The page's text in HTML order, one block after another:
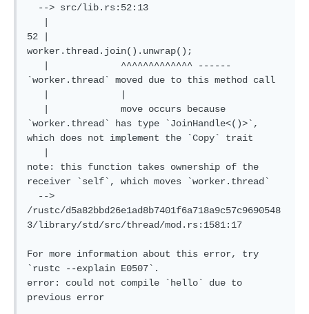
52 |
worker.thread.join().unwrap();
`worker.thread` moved due to this method call
`worker.thread` has type `JoinHandle<()>`,
which does not implement the `Copy` trait
note: this function takes ownership of the
receiver `self`, which moves `worker.thread`
/rustc/d5a82bbd26e1ad8b7401f6a718a9c57c9690548
3/library/std/src/thread/mod.rs:1581:17
For more information about this error, try
`rustc --explain E0507`.
error: could not compile `hello` due to